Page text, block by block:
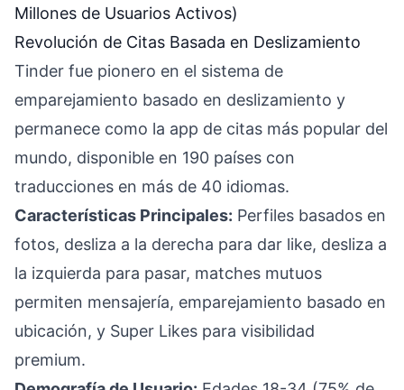
Millones de Usuarios Activos)
Revolución de Citas Basada en Deslizamiento
Tinder fue pionero en el sistema de
emparejamiento basado en deslizamiento y
permanece como la app de citas más popular del
mundo, disponible en 190 países con
traducciones en más de 40 idiomas.
Características Principales: Perfiles basados en
fotos, desliza a la derecha para dar like, desliza a
la izquierda para pasar, matches mutuos
permiten mensajería, emparejamiento basado en
ubicación, y Super Likes para visibilidad
premium.